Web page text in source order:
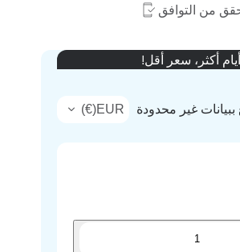
التوافق
سعر أقل!
غير محدودة EUR
€
)